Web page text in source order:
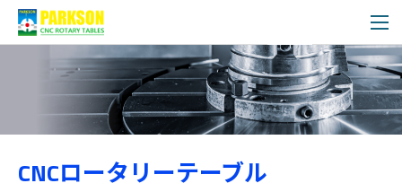
製品情報
カテゴリー
CNCロータリーテーブル